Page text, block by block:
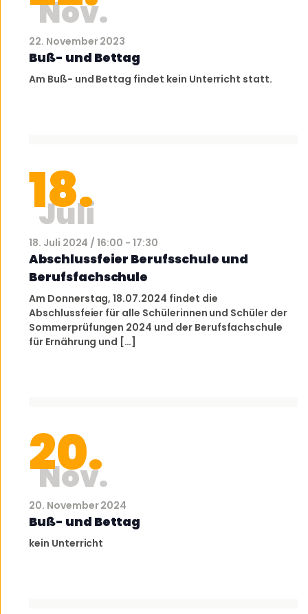
Nov.
22. November 2023
Buß- und Bettag
Am Buß- und Bettag findet kein Unterricht statt.
18.
Juli
18. Juli 2024 / 16:00 - 17:30
Abschlussfeier Berufsschule und
Berufsfachschule
Am Donnerstag, 18.07.2024 findet die
Abschlussfeier für alle Schülerinnen und Schüler der
Sommerprüfungen 2024 und der Berufsfachschule
für Ernährung und […]
20.
Nov.
20. November 2024
Buß- und Bettag
kein Unterricht